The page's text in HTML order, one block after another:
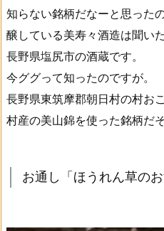
知らない銘柄だなーと思った
醸している美寿々酒造は聞い
長野県塩尻市の酒蔵です。
今ググって知ったのですが。
長野県東筑摩郡朝日村の村おこ
村産の美山錦を使った銘柄だ
お通し「ほうれん草のお